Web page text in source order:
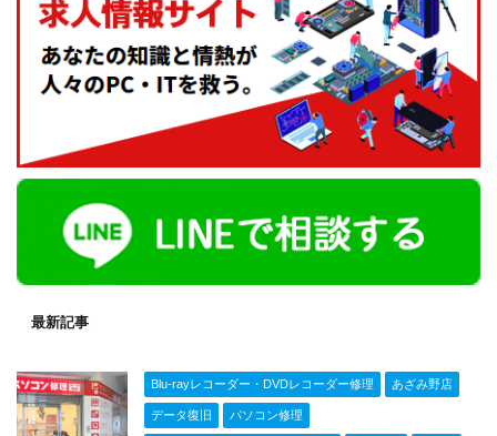
最新記事
Blu-rayレコーダー・DVDレコーダー修理 あざみ野店
データ復旧 パソコン修理